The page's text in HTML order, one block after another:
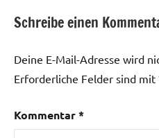
Schreibe einen
Deine E-Mail-Adresse wird
Erforderliche Felder sind mit
Kommentar*